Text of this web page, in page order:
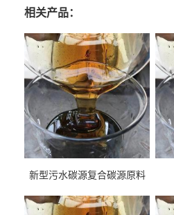
相关产品：
新型污水碳源复合碳源原料